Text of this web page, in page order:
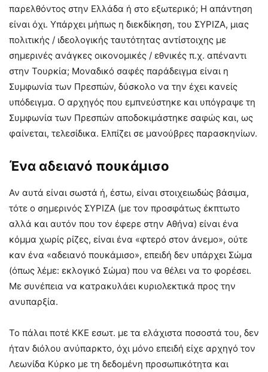
παρελθόντος στην Ελλάδα ή στο εξωτερικό; Η απάντηση
είναι όχι. Υπάρχει μήπως η διεκδίκηση, του ΣΥΡΙΖΑ, μιας
πολιτικής / ιδεολογικής ταυτότητας αντίστοιχης με
σημερινές ανάγκες οικονομικές / εθνικές π.χ. απέναντι
στην Τουρκία; Μοναδικό σαφές παράδειγμα είναι η
Συμφωνία των Πρεσπών, δύσκολο να την έχει κανείς
υπόδειγμα. Ο αρχηγός που εμπνεύστηκε και υπόγραψε τη
Συμφωνία των Πρεσπών αποδοκιμάστηκε σαφώς και, ως
φαίνεται, τελεσίδικα. Ελπίζει σε μανούβρες παρασκηνίων.
Ένα αδειανό πουκάμισο
Αν αυτά είναι σωστά ή, έστω, είναι στοιχειωδώς βάσιμα,
τότε ο σημερινός ΣΥΡΙΖΑ (με τον προσφάτως έκπτωτο
αλλά και αυτόν που τον έφερε στην Αθήνα) είναι ένα
κόμμα χωρίς ρίζες, είναι ένα «φτερό στον άνεμο», ούτε
καν ένα «αδειανό πουκάμισο», επειδή δεν υπάρχει Σώμα
(όπως λέμε: εκλογικό Σώμα) που να θέλει να το φορέσει.
Με συνέπεια να κατρακυλάει κυριολεκτικά προς την
ανυπαρξία.
Το πάλαι ποτέ ΚΚΕ εσωτ. με τα ελάχιστα ποσοστά του, δεν
ήταν διόλου ανύπαρκτο, όχι μόνο επειδή είχε αρχηγό τον
Λεωνίδα Κύρκο με τη δεδομένη προσωπικότητα και